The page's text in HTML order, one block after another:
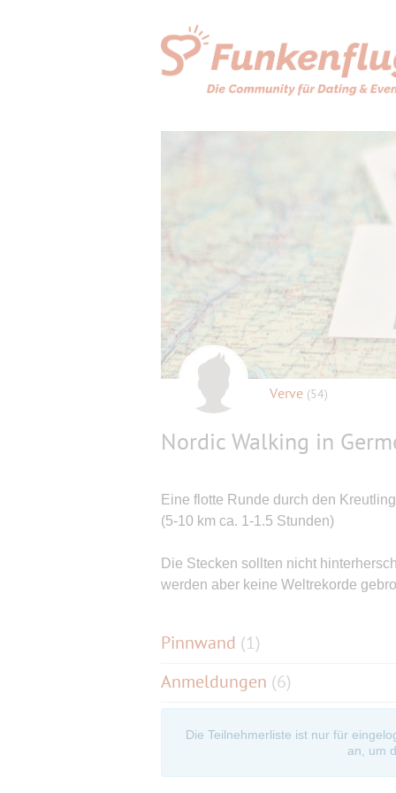
Verve (54)
Nordic Walking in
Eine flotte Runde durch den
(5-10 km ca. 1-1.5 Stunden)
Die Stecken sollten nicht
werden aber keine Weltrekorde
Pinnwand (1)
Anmeldungen (6)
Die Teilnehmerliste ist nur für
an, um